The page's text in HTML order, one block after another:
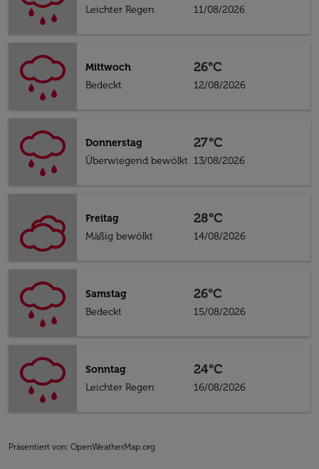
Leichter Regen
11/08/2026
Mittwoch
Bedeckt
26°C
12/08/2026
Donnerstag
Überwiegend bewölkt
27°C
13/08/2026
Freitag
Mäßig bewölkt
28°C
14/08/2026
Samstag
Bedeckt
26°C
15/08/2026
Sonntag
Leichter Regen
24°C
16/08/2026
Präsentiert von: OpenWeatherMap.org